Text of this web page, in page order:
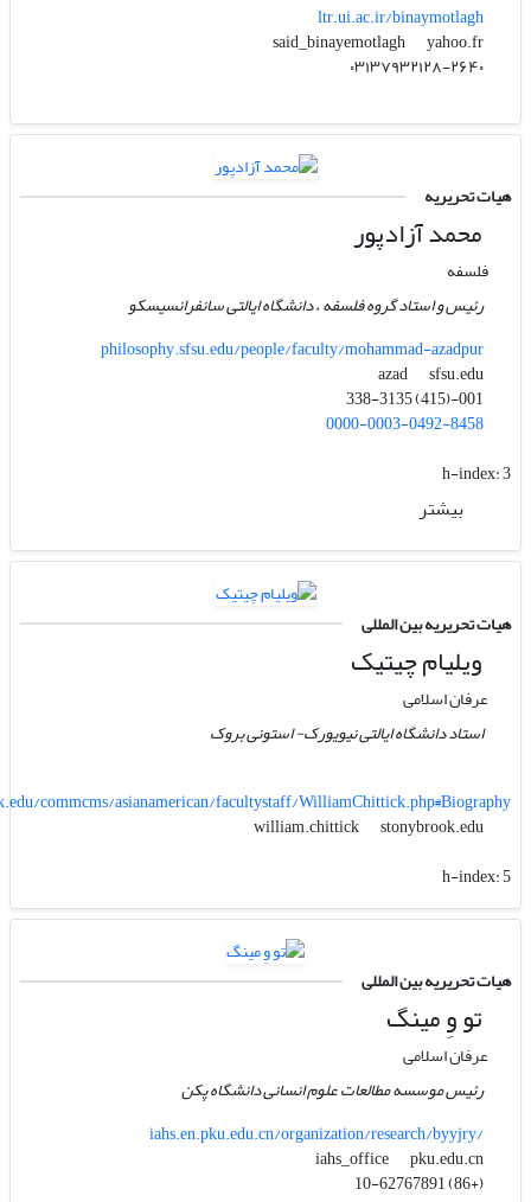
ltr.ui.ac.ir/binaymotlagh
said_binayemotlagh
yahoo.fr
۰۳۱۳۷۹۳۲۱۲۸-۲۶۴۰
هیات تحریریه
محمد آزادپور
فلسفه
رئیس و استاد گروه فلسفه ، دانشگاه ایالتی سانفرانسیسکو
philosophy.sfsu.edu/people/faculty/mohammad-azadpur
azad
sfsu.edu
0000-0003-0492-8458
h-index:3
بیشتر
هیات تحریریه بین المللی
ویلیام چیتیک
عرفان اسلامی
استاد دانشگاه ایالتی نیویورک- استونی بروک
commcms/asianamerican/facultystaff/WilliamChittick.php#Biography
william.chittick
stonybrook.edu
h-index:5
هیات تحریریه بین المللی
تو وِ مینگ
عرفان اسلامی
رئیس موسسه مطالعات علوم انسانی دانشگاه پکن
iahs.en.pku.edu.cn/organization/research/byyjry/
iahs_office
pku.edu.cn
(+86) 10-62767891